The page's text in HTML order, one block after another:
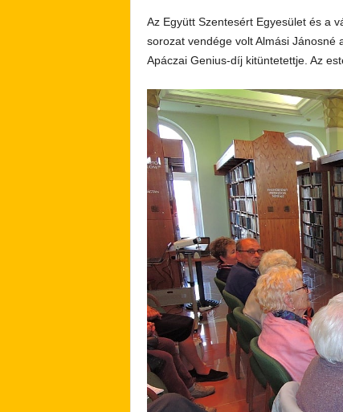
Az Együtt Szentesért Egyesület és a
sorozat vendége volt Almási Jánosné
Apáczai Genius-díj kitüntetettje. Az